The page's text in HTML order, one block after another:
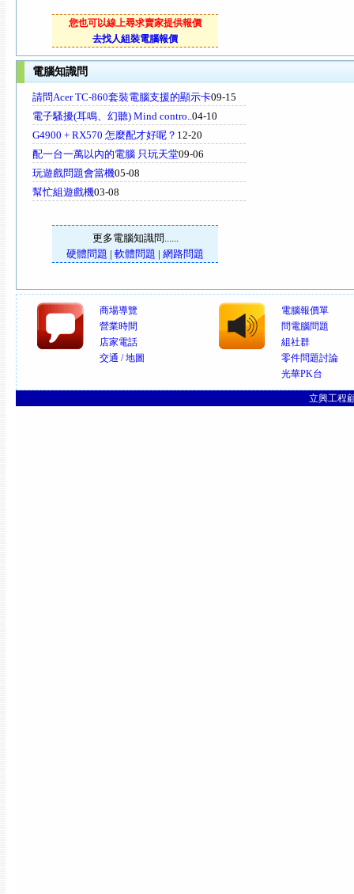
您也可以線上尋求賣家提供報價
去找人組裝電腦報價
電腦知識問
請問Acer TC-860套裝電腦支援的顯示卡09-15
電子騷擾(耳鳴、幻聽) Mind contro..04-10
G4900 + RX570 怎麼配才好呢？ 12-20
配一台一萬以內的電腦 只玩天堂09-06
玩遊戲問題會當機05-08
幫忙組遊戲機03-08
更多電腦知識問......
硬體問題 | 軟體問題 | 網路問題
商場導覽
營業時間
店家電話
交通 / 地圖
電腦報價單
問電腦問題
組社群
零件問題討論
光華PK台
立興工程